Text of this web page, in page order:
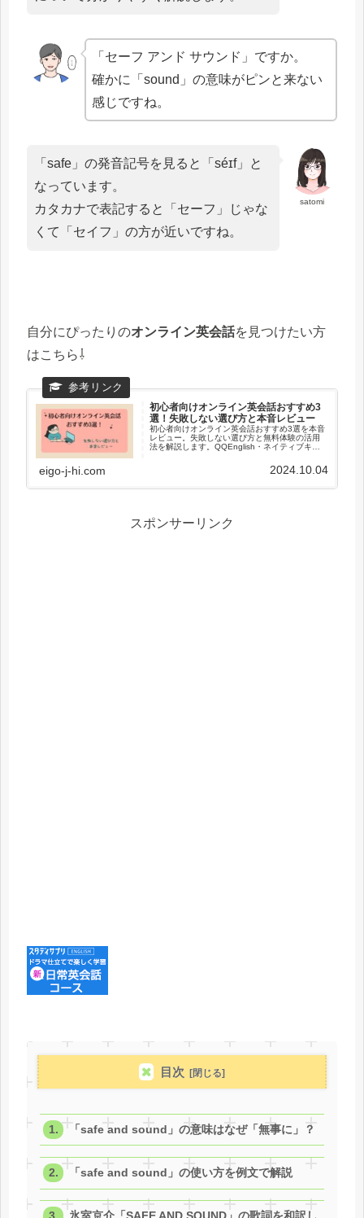
「セーフ アンド サウンド」ですか。
確かに「sound」の意味がピンと来ない
感じですね。
satomi
「safe」の発音記号を見ると「séɪf」と
なっています。
カタカナで表記すると「セーフ」じゃな
くて「セイフ」の方が近いですね。
自分にぴったりのオンライン英会話を見つけたい方
はこちら⇩
初心者向けオンライン英会話おすすめ3
選！失敗しない選び方と本音レビュー
初心者向けオンライン英会話おすすめ3選を本音
レビュー。失敗しない選び方と無料体験の活用
法を解説します。QQEnglish・ネイティブキャ
eigo-j-hi.com 2024.10.04
スポンサーリンク
目次
「safe and sound」の意味はなぜ「無事に」？
「safe and sound」の使い方を例文で解説